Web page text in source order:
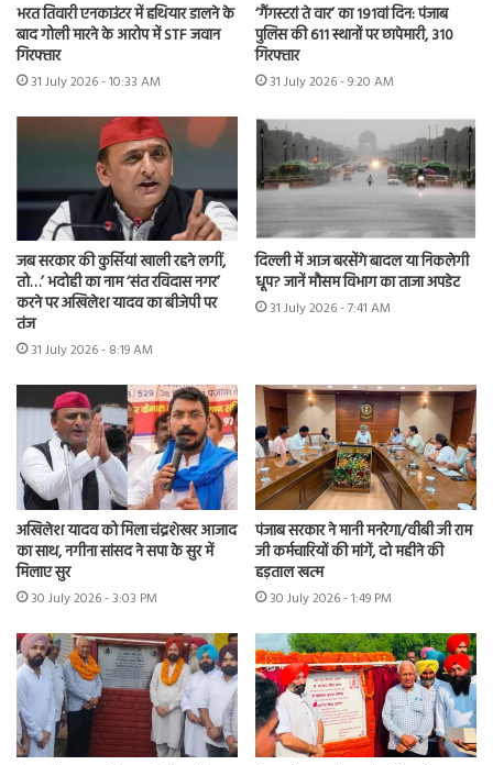
भरत तिवारी एनकाउंटर में हथियार डालने के
बाद गोली मारने के आरोप में STF जवान
गिरफ्तार
31 July 2026 - 10:33 AM
‘गैंगस्टरां ते वार’ का 191वां दिन: पंजाब
पुलिस की 611 स्थानों पर छापेमारी, 310
गिरफ्तार
31 July 2026 - 9:20 AM
जब सरकार की कुर्सियां खाली रहने लगीं,
तो…’ भदोही का नाम ‘संत रविदास नगर’
करने पर अखिलेश यादव का बीजेपी पर
तंज
31 July 2026 - 8:19 AM
दिल्ली में आज बरसेंगे बादल या निकलेगी
धूप? जानें मौसम विभाग का ताजा अपडेट
31 July 2026 - 7:41 AM
अखिलेश यादव को मिला चंद्रशेखर आजाद
का साथ, नगीना सांसद ने सपा के सुर में
मिलाए सुर
30 July 2026 - 3:03 PM
पंजाब सरकार ने मानी मनरेगा/वीबी जी राम
जी कर्मचारियों की मांगें, दो महीने की
हड़ताल खत्म
30 July 2026 - 1:49 PM